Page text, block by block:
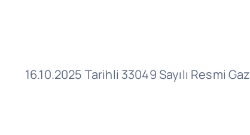
16.10.2025 Tarihli 33049 Sayılı Resmi